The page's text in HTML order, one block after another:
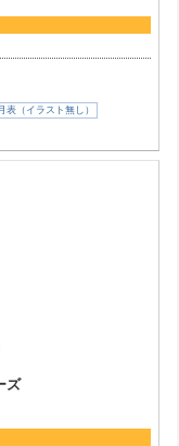
表（イラスト無し）
ズ